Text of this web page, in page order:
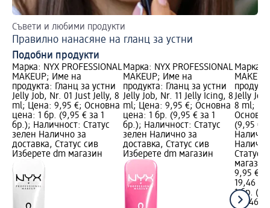
Съвети и любими продукти
Правилно нанасяне на гланц за устни
Подобни продукти
Марка: NYX PROFESSIONAL
MAKEUP; Име на
продукта: Гланц за устни
Jelly Job, Nr. 01 Just Jelly, 8
ml; Цена: 9,95 €; Основна
цена: 1 бр. (9,95 € за 1
бр.); Наличност: Статус
зелен Налично за
доставка, Статус сив
Изберете dm магазин
Марка: NYX PROFESSIONAL
MAKEUP; Име на
продукта: Гланц за устни
Jelly Job, Nr. 11 Jelly Icing, 8
ml; Цена: 9,95 €; Основна
цена: 1 бр. (9,95 € за 1
бр.); Наличност: Статус
зелен Налично за
доставка, Статус сив
Изберете dm магазин
Марка:
Jelly
8 ml;
(9,95 €
Статус
магазин
9,95 €
19,46 лв.
1 бр.
(19,46